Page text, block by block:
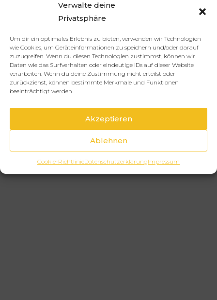
Verwalte deine
Privatsphäre
Um dir ein optimales Erlebnis zu bieten, verwenden wir Technologien
wie Cookies, um Geräteinformationen zu speichern und/oder darauf
zuzugreifen. Wenn du diesen Technologien zustimmst, können wir
Daten wie das Surfverhalten oder eindeutige IDs auf dieser Website
verarbeiten. Wenn du deine Zustimmung nicht erteilst oder
zurückziehst, können bestimmte Merkmale und Funktionen
beeinträchtigt werden.
Akzeptieren
Ablehnen
Cookie-RichtlinieDatenschutzerklärungImpressum
Virtuelle Assistenz & Freelancer
finden | VA Expert:innenportal